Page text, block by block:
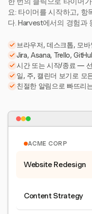
요: 타이머를 시작하고, 항
다. Harvest에서의 경험과
브라우저, 데스크톱, 모
Jira, Asana, Trello,
시간 또는 시작/종료 —
일, 주, 캘린더 보기로 모
친절한 알림으로 빠뜨리
ACME CORP
Website Redesign
Content Strategy